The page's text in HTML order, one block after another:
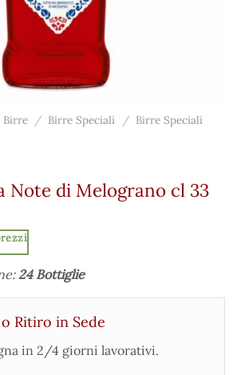
Birre / Birre Speciali / Birre Speciali
Note di Melograno cl 33
24 Bottiglie
Ritiro in Sede
in 2/4 giorni lavorativi.